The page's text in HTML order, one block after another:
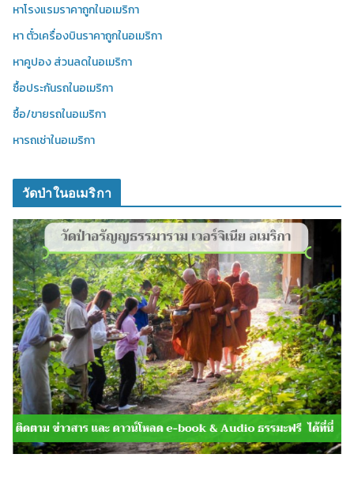
หาโรงแรมราคาถูกในอเมริกา
หา ตั๋วเครื่องบินราคาถูกในอเมริกา
หาคูปอง ส่วนลดในอเมริกา
ซื้อประกันรถในอเมริกา
ซื้อ/ขายรถในอเมริกา
หารถเช่าในอเมริกา
วัดป่าในอเมริกา